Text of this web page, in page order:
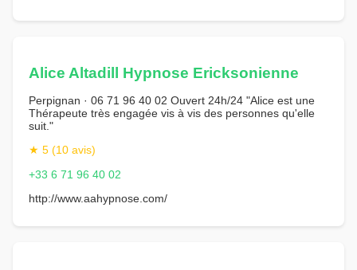
Alice Altadill Hypnose Ericksonienne
Perpignan · 06 71 96 40 02 Ouvert 24h/24 "Alice est une
Thérapeute très engagée vis à vis des personnes qu'elle
suit."
★ 5 (10 avis)
+33 6 71 96 40 02
http://www.aahypnose.com/